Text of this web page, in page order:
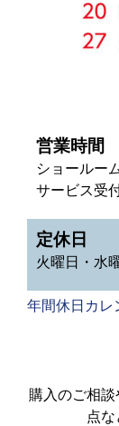
営業時間
ショール
サービス
定休日
火曜日・水
年間休日カレ
購入のご相
点